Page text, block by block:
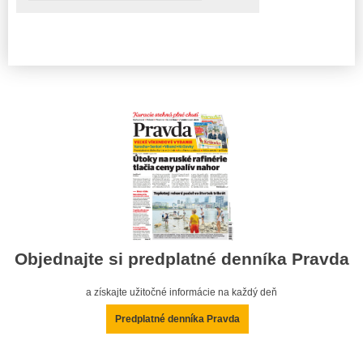
Objednajte si predplatné denníka Pravda
a získajte užitočné informácie na každý deň
Predplatné denníka Pravda